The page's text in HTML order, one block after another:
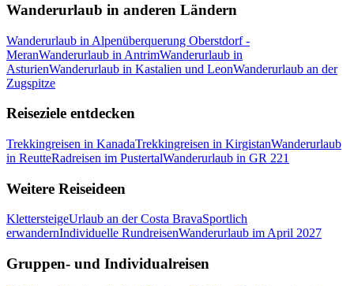
Wanderurlaub in anderen Ländern
Wanderurlaub in Alpenüberquerung Oberstdorf -
MeranWanderurlaub in AntrimWanderurlaub in
AsturienWanderurlaub in Kastalien und LeonWanderurlaub an der
Zugspitze
Reiseziele entdecken
Trekkingreisen in KanadaTrekkingreisen in KirgistanWanderurlaub
in ReutteRadreisen im PustertalWanderurlaub in GR 221
Weitere Reiseideen
KlettersteigeUrlaub an der Costa BravaSportlich
erwandernIndividuelle RundreisenWanderurlaub im April 2027
Gruppen- und Individualreisen